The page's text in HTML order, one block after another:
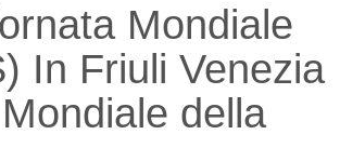
Mondiale
In Friuli Venezia
della